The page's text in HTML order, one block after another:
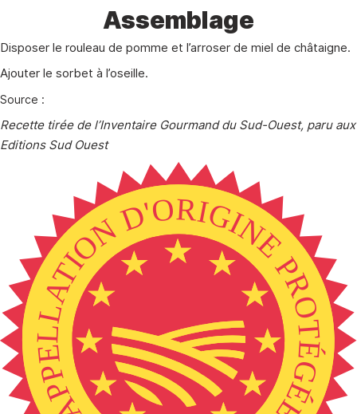
Assemblage
Disposer le rouleau de pomme et l’arroser de miel de châtaigne.
Ajouter le sorbet à l’oseille.
Source :
Recette tirée de l’Inventaire Gourmand du Sud-Ouest, paru aux
Editions Sud Ouest